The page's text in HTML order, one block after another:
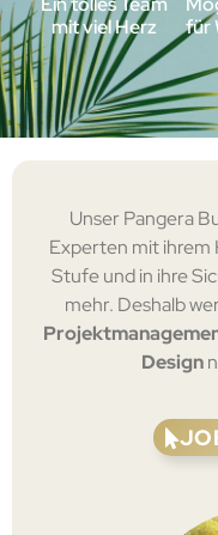
mit viel Herz
für
Unser Pangera
Experten mit ihrem
Stufe und in ihre
mehr. Deshalb
Design